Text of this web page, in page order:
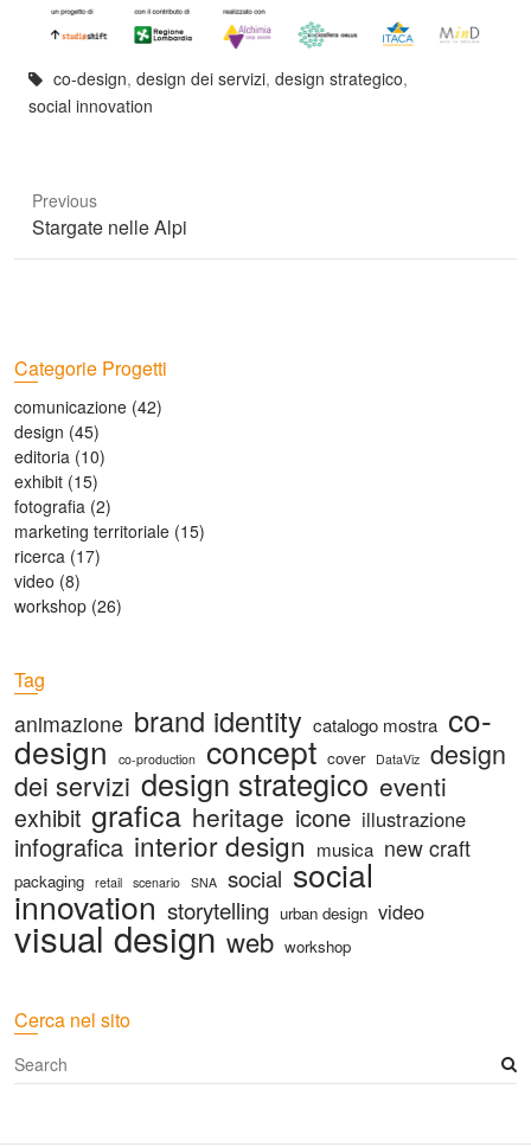
co-design, design dei servizi, design strategico,
social innovation
Previous
Stargate nelle Alpi
Categorie Progetti
comunicazione (42)
design (45)
editoria (10)
exhibit (15)
fotografia (2)
marketing territoriale (15)
ricerca (17)
video (8)
workshop (26)
Tag
animazione brand identity catalogo mostra co-
design co-production concept cover DataViz design
dei servizi design strategico eventi
exhibit grafica heritage icone illustrazione
infografica interior design musica new craft
packaging retail scenario SNA social social
innovation storytelling urban design video
visual design web workshop
Cerca nel sito
S
e